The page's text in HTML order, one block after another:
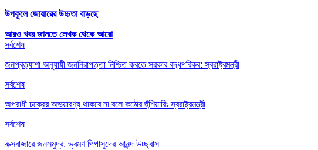
উপকূলে জোয়ারের উচ্চতা বাড়ছে
আরও খবর জানতে লেখক থেকে আরো
সর্বশেষ
জনপ্রত্যাশা অনুযায়ী জননিরাপত্তা নিশ্চিত করতে সরকার বদ্ধপরিকর: স্বরাষ্ট্রমন্ত্রী
সর্বশেষ
অপরাধী চক্রের অভয়ারণ্য থাকবে না বলে কঠোর হুঁশিয়ারিঃ স্বরাষ্ট্রমন্ত্রী
সর্বশেষ
কক্সবাজারে জনসমুদ্র, ভ্রমণ পিপাসুদের আনন্দ উচ্ছ্বাস